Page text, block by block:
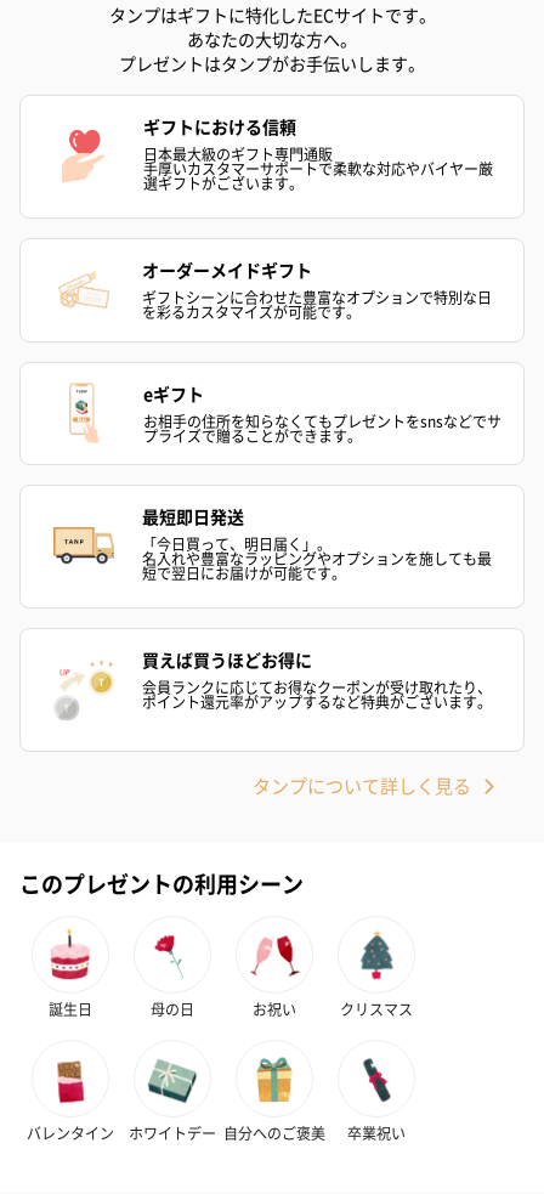
一部花材が写真と異なる場合がございます。予めご了承くださ
い。パッケージに入れてお届けします。
プリザーブドフラワー
ブーケ（ピンク）
（2,580円）
プリザーブドフラワー
ブーケ（ブルー）
（2,580円）
アミュレット
ぬいぐるみ
愛らしいぬいぐるみを同梱してお届けします。
誕生日・記念日・出産祝いなどのシーンにおすすめです。
紅茶・コーヒー・スイーツ
への＋αにおすすめです。
タンプはギフトに特化したECサイトです。
あなたの大切な方へ。
プレゼントはタンプがお手伝いします。
ギフトにおける信頼
日本最大級のギフト専門通販
手厚いカスタマーサポートで柔軟な対応やバイヤー厳
選ギフトがございます。
オーダーメイドギフト
ギフトシーンに合わせた豊富なオプションで特別な日
を彩るカスタマイズが可能です。
eギフト
お相手の住所を知らなくてもプレゼントをsnsなどでサ
プライズで贈ることができます。
最短即日発送
「今日買って、明日届く」。
名入れや豊富なラッピングやオプションを施しても最
短で翌日にお届けが可能です。
買えば買うほどお得に
会員ランクに応じてお得なクーポンが受け取れたり、
ポイント還元率がアップするなど特典がございます。
タンプについて詳しく見る
このプレゼントの利用シーン
誕生日 母の日 お祝い クリスマス
バレンタイン ホワイトデー 自分へのご褒美 卒業祝い